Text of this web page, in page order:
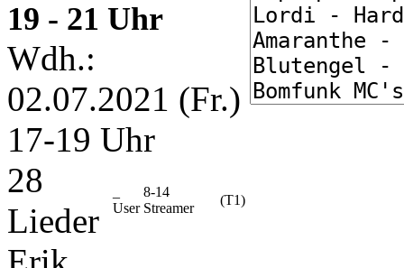
19 - 21 Uhr
Wdh.:
02.07.2021 (Fr.)
17-19 Uhr
28
Lieder
User
8-14
Streamer
(T1)